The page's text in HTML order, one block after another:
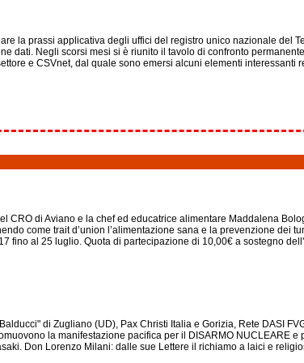
la prassi applicativa degli uffici del registro unico nazionale del
dati. Negli scorsi mesi si è riunito il tavolo di confronto
e CSVnet, dal quale sono emersi alcuni elementi interessanti
CRO di Aviano e la chef ed educatrice alimentare Maddalena
come trait d’union l’alimentazione sana e la prevenzione dei
fino al 25 luglio. Quota di partecipazione di 10,00€ a sostegno
di Zugliano (UD), Pax Christi Italia e Gorizia, Rete DASI
la manifestazione pacifica per il DISARMO NUCLEARE e
Don Lorenzo Milani: dalle sue Lettere il richiamo a laici e